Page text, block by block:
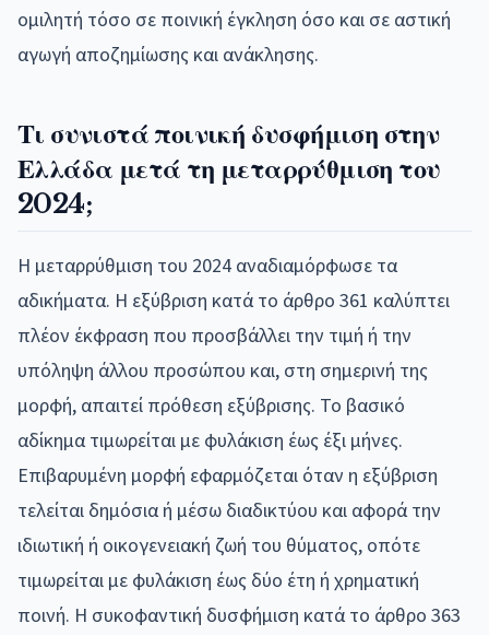
ομιλητή τόσο σε ποινική έγκληση όσο και σε αστική
αγωγή αποζημίωσης και ανάκλησης.
Τι συνιστά ποινική δυσφήμιση στην
Ελλάδα μετά τη μεταρρύθμιση του
2024;
Η μεταρρύθμιση του 2024 αναδιαμόρφωσε τα
αδικήματα. Η εξύβριση κατά το άρθρο 361 καλύπτει
πλέον έκφραση που προσβάλλει την τιμή ή την
υπόληψη άλλου προσώπου και, στη σημερινή της
μορφή, απαιτεί πρόθεση εξύβρισης. Το βασικό
αδίκημα τιμωρείται με φυλάκιση έως έξι μήνες.
Επιβαρυμένη μορφή εφαρμόζεται όταν η εξύβριση
τελείται δημόσια ή μέσω διαδικτύου και αφορά την
ιδιωτική ή οικογενειακή ζωή του θύματος, οπότε
τιμωρείται με φυλάκιση έως δύο έτη ή χρηματική
ποινή. Η συκοφαντική δυσφήμιση κατά το άρθρο 363